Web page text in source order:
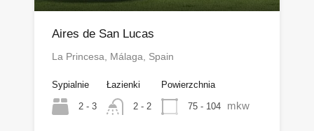
Aires de San Lucas
La Princesa, Málaga, Spain
Sypialnie
2 - 3
Łazienki
2 - 2
Powierzchnia
75 - 104 mkw